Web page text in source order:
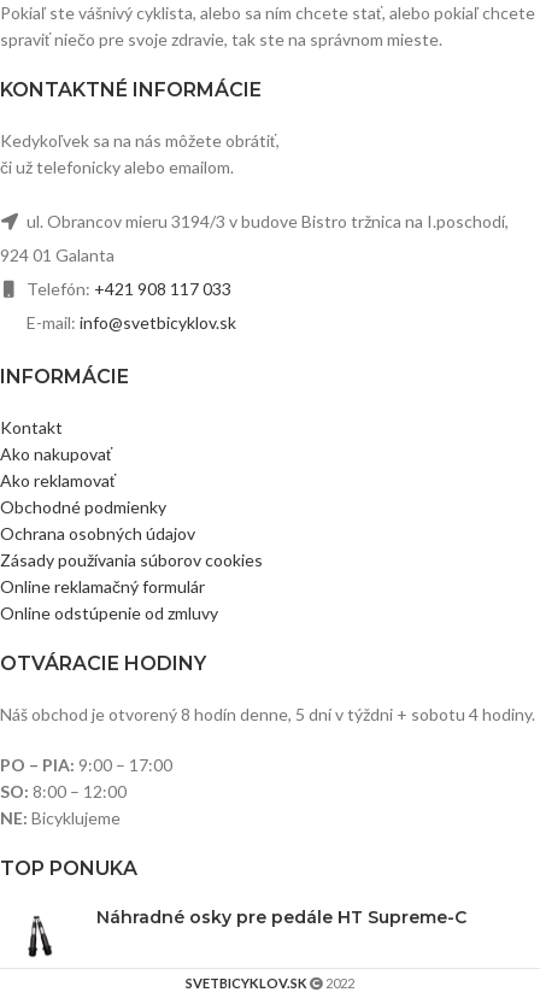
Pokiaľ ste vášnivý cyklista, alebo sa ním chcete stať, alebo pokiaľ chcete
spraviť niečo pre svoje zdravie, tak ste na správnom mieste.
KONTAKTNÉ INFORMÁCIE
Kedykoľvek sa na nás môžete obrátiť,
či už telefonicky alebo emailom.
ul. Obrancov mieru 3194/3 v budove Bistro tržnica na I.poschodí,
924 01 Galanta
Telefón: +421 908 117 033
E-mail: info@svetbicyklov.sk
INFORMÁCIE
Kontakt
Ako nakupovať
Ako reklamovať
Obchodné podmienky
Ochrana osobných údajov
Zásady používania súborov cookies
Online reklamačný formulár
Online odstúpenie od zmluvy
OTVÁRACIE HODINY
Náš obchod je otvorený 8 hodín denne, 5 dní v týždni + sobotu 4 hodiny.
PO – PIA: 9:00 – 17:00
SO: 8:00 – 12:00
NE: Bicyklujeme
TOP PONUKA
Náhradné osky pre pedále HT Supreme-C
SVETBICYKLOV.SK 2022